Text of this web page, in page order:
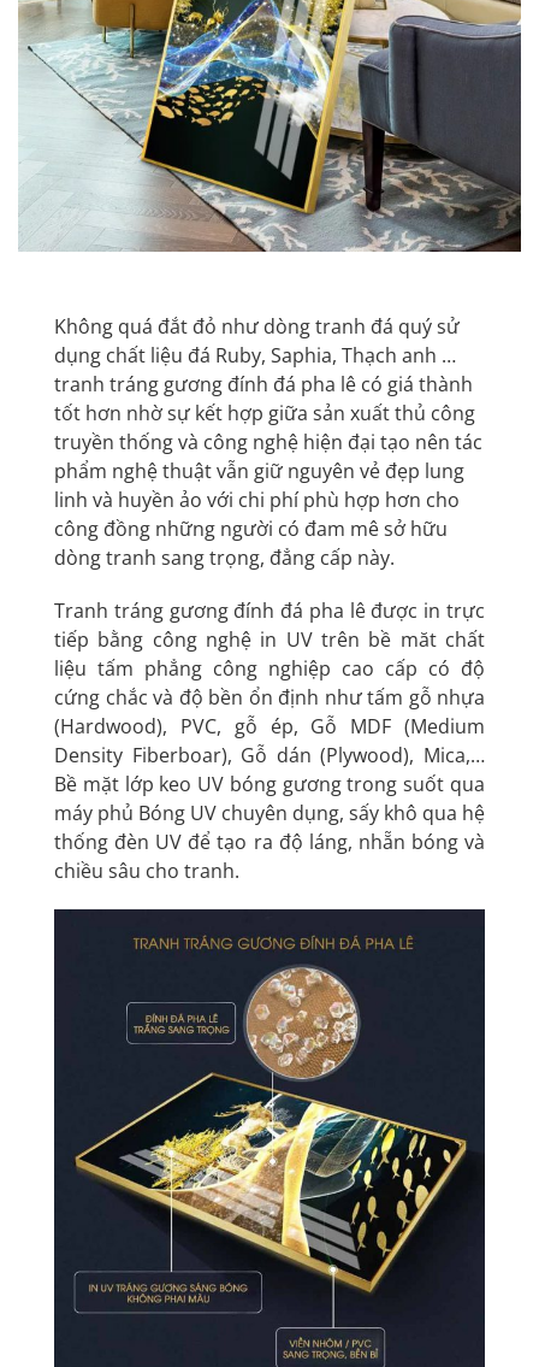
Không quá đắt đỏ như dòng tranh đá quý sử
dụng chất liệu đá Ruby, Saphia, Thạch anh …
tranh tráng gương đính đá pha lê có giá thành
tốt hơn nhờ sự kết hợp giữa sản xuất thủ công
truyền thống và công nghệ hiện đại tạo nên tác
phẩm nghệ thuật vẫn giữ nguyên vẻ đẹp lung
linh và huyền ảo với chi phí phù hợp hơn cho
công đồng những người có đam mê sở hữu
dòng tranh sang trọng, đẳng cấp này.
Tranh tráng gương đính đá pha lê được in trực
tiếp bằng công nghệ in UV trên bề măt chất
liệu tấm phẳng công nghiệp cao cấp có độ
cứng chắc và độ bền ổn định như tấm gỗ nhựa
(Hardwood), PVC, gỗ ép, Gỗ MDF (Medium
Density Fiberboar), Gỗ dán (Plywood), Mica,…
Bề mặt lớp keo UV bóng gương trong suốt qua
máy phủ Bóng UV chuyên dụng, sấy khô qua hệ
thống đèn UV để tạo ra độ láng, nhẵn bóng và
chiều sâu cho tranh.